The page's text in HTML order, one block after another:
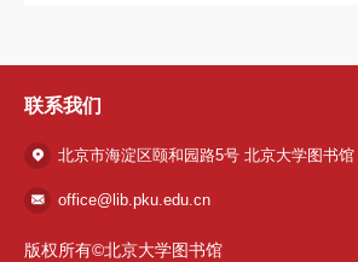
联系我们
北京市海淀区颐和园路5号 北京大学图书馆
office@lib.pku.edu.cn
版权所有©北京大学图书馆